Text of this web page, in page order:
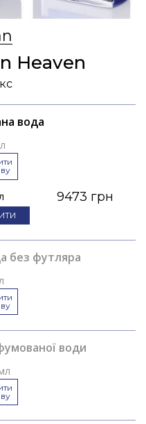
Heaven
вода
9473 грн
без футляра
води